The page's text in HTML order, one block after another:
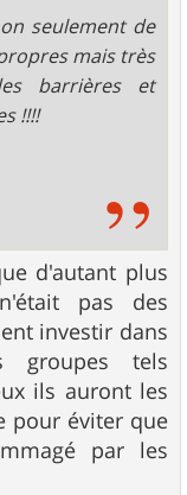
seulement de
mais très
barrières et
!!!!
d'autant plus
pas des
investir dans
groupes tels
ils auront les
pour éviter que
par les